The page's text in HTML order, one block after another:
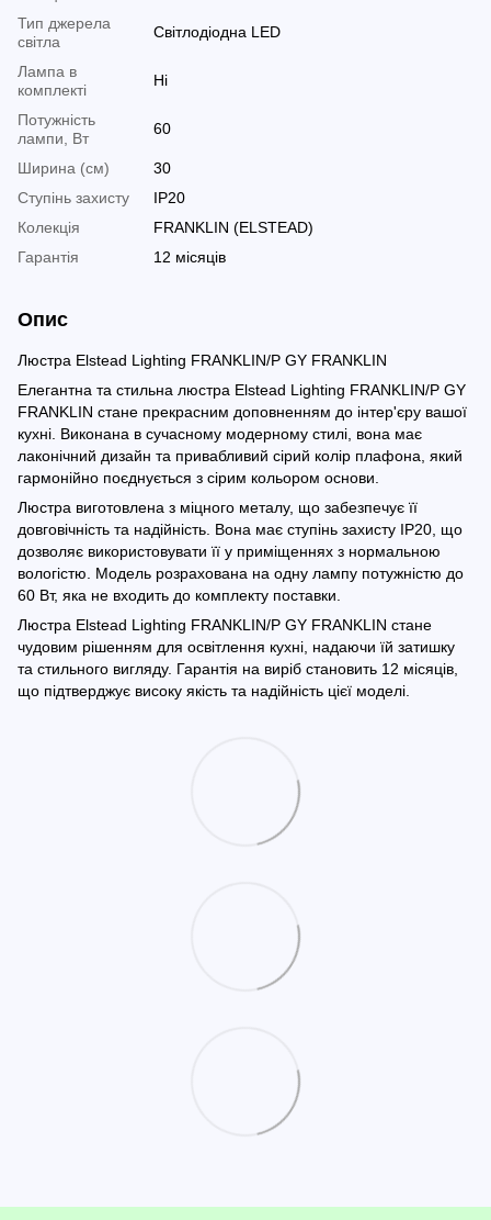
Тип джерела
світла
Світлодіодна LED
Лампа в
комплекті
Ні
Потужність
лампи, Вт
60
Ширина (см)
30
Ступінь захисту
IP20
Колекція
FRANKLIN (ELSTEAD)
Гарантія
12 місяців
Опис
Люстра Elstead Lighting FRANKLIN/P GY FRANKLIN
Елегантна та стильна люстра Elstead Lighting FRANKLIN/P GY
FRANKLIN стане прекрасним доповненням до інтер'єру вашої
кухні. Виконана в сучасному модерному стилі, вона має
лаконічний дизайн та привабливий сірий колір плафона, який
гармонійно поєднується з сірим кольором основи.
Люстра виготовлена з міцного металу, що забезпечує її
довговічність та надійність. Вона має ступінь захисту IP20, що
дозволяє використовувати її у приміщеннях з нормальною
вологістю. Модель розрахована на одну лампу потужністю до
60 Вт, яка не входить до комплекту поставки.
Люстра Elstead Lighting FRANKLIN/P GY FRANKLIN стане
чудовим рішенням для освітлення кухні, надаючи їй затишку
та стильного вигляду. Гарантія на виріб становить 12 місяців,
що підтверджує високу якість та надійність цієї моделі.